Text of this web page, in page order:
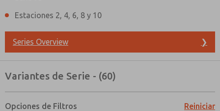
Estaciones 2, 4, 6, 8 y 10
Series Overview ❯
Variantes de Serie - (60)
Opciones de Filtros Reiniciar